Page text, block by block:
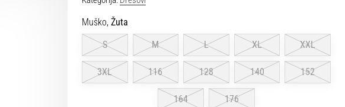
Muško, Žuta
S
M L XL XXL
3XL 116 128 140 152
164 176